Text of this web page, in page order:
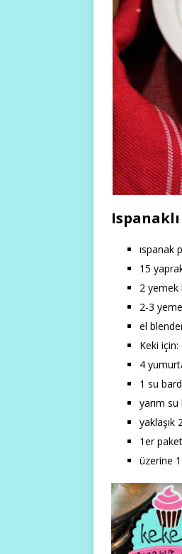
ıspanak
15
2 yemek
2-3
el
Keki için:
4
1 su
yarım su
yaklaşık
1er
üzerine